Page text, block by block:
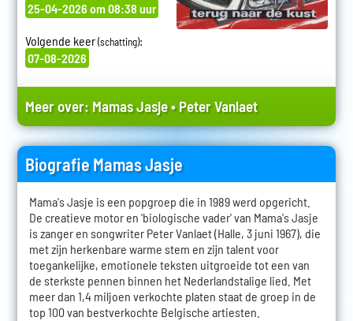
25-04-2026 om 08:38 uur
Volgende keer(schatting):
07-08-2026
Meer over: Mamas Jasje•Peter Vanlaet
Biografie Mamas Jasje
Mama's Jasje is een popgroep die in 1989 werd opgericht.
De creatieve motor en 'biologische vader' van Mama's Jasje
is zanger en songwriter Peter Vanlaet (Halle, 3 juni 1967), die
met zijn herkenbare warme stem en zijn talent voor
toegankelijke, emotionele teksten uitgroeide tot een van
de sterkste pennen binnen het Nederlandstalige lied. Met
meer dan 1,4 miljoen verkochte platen staat de groep in de
top 100 van bestverkochte Belgische artiesten.